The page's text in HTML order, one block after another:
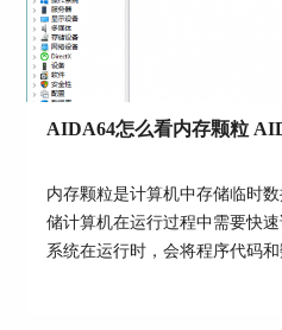
AIDA64怎么看内存颗粒
内存颗粒是计算机中存储临时
储计算机在运行过程中需要快
系统在运行时，会将程序代码
以便CPU可以高速访问。内存